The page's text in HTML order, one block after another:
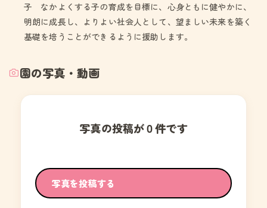
子 なかよくする子の育成を目標に、心身ともに健やかに、
明朗に成長し、よりよい社会人として、望ましい未来を築く
基礎を培うことができるように援助します。
園の写真・動画
写真の投稿が０件です
写真を投稿する